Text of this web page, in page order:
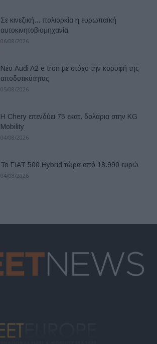
Σε κινεζική… πολιορκία η ευρωπαϊκή
αυτοκινητοβιομηχανία
06/08/2026
Νέο Audi A2 e-tron με στόχο την κορυφή της
αποδοτικότητας
05/08/2026
Η Chery επενδύει 75 εκατ. δολάρια στην KG
Mobility
04/08/2026
Το FIAT 500 Hybrid τώρα από 18.990 ευρώ
04/08/2026